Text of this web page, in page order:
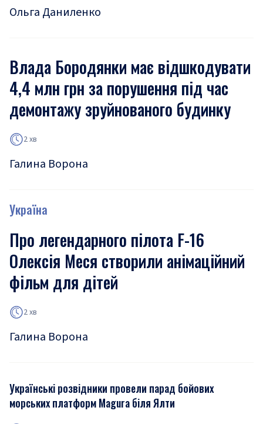
Ольга Даниленко
Влада Бородянки має відшкодувати
4,4 млн грн за порушення під час
демонтажу зруйнованого будинку
2 хв
Галина Ворона
Україна
Про легендарного пілота F-16
Олексія Меся створили анімаційний
фільм для дітей
2 хв
Галина Ворона
Українські розвідники провели парад бойових
морських платформ Magura біля Ялти